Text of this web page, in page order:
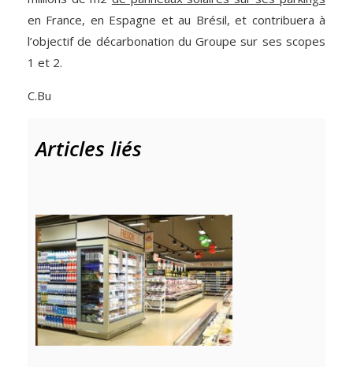
en France, en Espagne et au Brésil, et contribuera à
l’objectif de décarbonation du Groupe sur ses scopes
1 et 2.
C.Bu
Articles liés